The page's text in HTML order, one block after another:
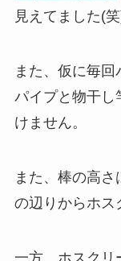
見えてました(
また、仮に毎
パイプと物干し
けません。
また、棒の高
の辺りからホス
一方、ホスクリ